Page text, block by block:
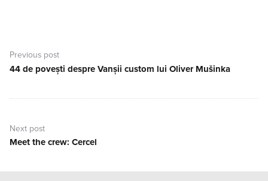
în
articole
Previous post
Previous
44 de povești despre Vanșii custom lui Oliver Mušinka
Next post
Next
Meet the crew: Cercel